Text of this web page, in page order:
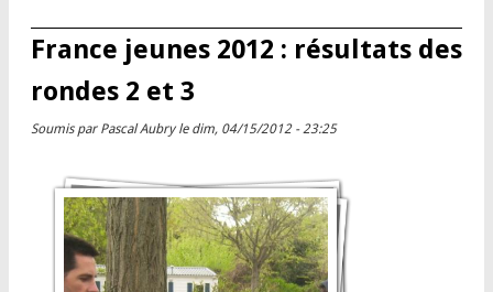
France jeunes 2012 : résultats des
rondes 2 et 3
Soumis par Pascal Aubryle dim, 04/15/2012 - 23:25